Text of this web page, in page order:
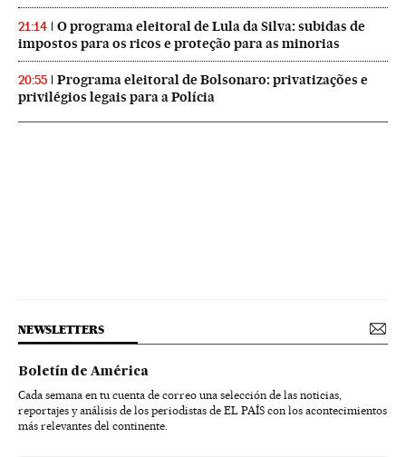
21:14
O programa eleitoral de Lula da Silva: subidas de
impostos para os ricos e proteção para as minorias
20:55
Programa eleitoral de Bolsonaro: privatizações e
privilégios legais para a Polícia
NEWSLETTERS
Boletín de América
Cada semana en tu cuenta de correo una selección de las noticias,
reportajes y análisis de los periodistas de EL PAÍS con los acontecimientos
más relevantes del continente.